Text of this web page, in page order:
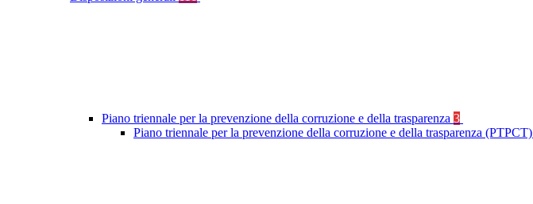
Piano triennale per la prevenzione della corruzione e della trasparenza 3
Piano triennale per la prevenzione della corruzione e della trasparenza (PTPCT)